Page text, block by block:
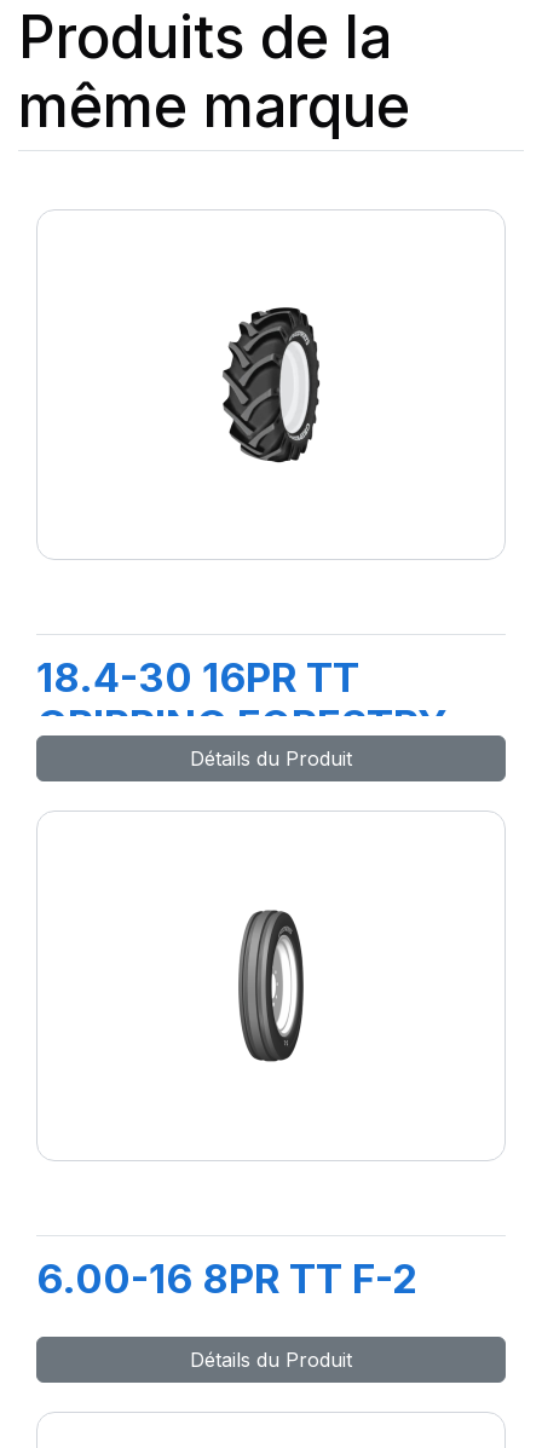
Produits de la
même marque
18.4-30 16PR TT
GRIPPING FORESTRY
Détails du Produit
6.00-16 8PR TT F-2
Détails du Produit